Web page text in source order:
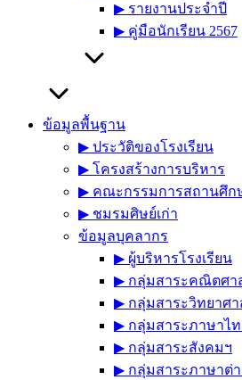
▶︎ รายงานประจำปี
▶︎ คู่มือนักเรียน 2567
ข้อมูลพื้นฐาน
▶︎ ประวัติของโรงเรียน
▶︎ โครงสร้างการบริหาร
▶︎ คณะกรรมการสถานศึก
▶︎ ชมรมศิษย์เก่า
ข้อมูลบุคลากร
▶︎ ผู้บริหารโรงเรียน
▶︎ กลุ่มสาระคณิตศา
▶︎ กลุ่มสาระวิทยาศา
▶︎ กลุ่มสาระภาษาไท
▶︎ กลุ่มสาระสังคมฯ
▶︎ กลุ่มสาระภาษาต่า